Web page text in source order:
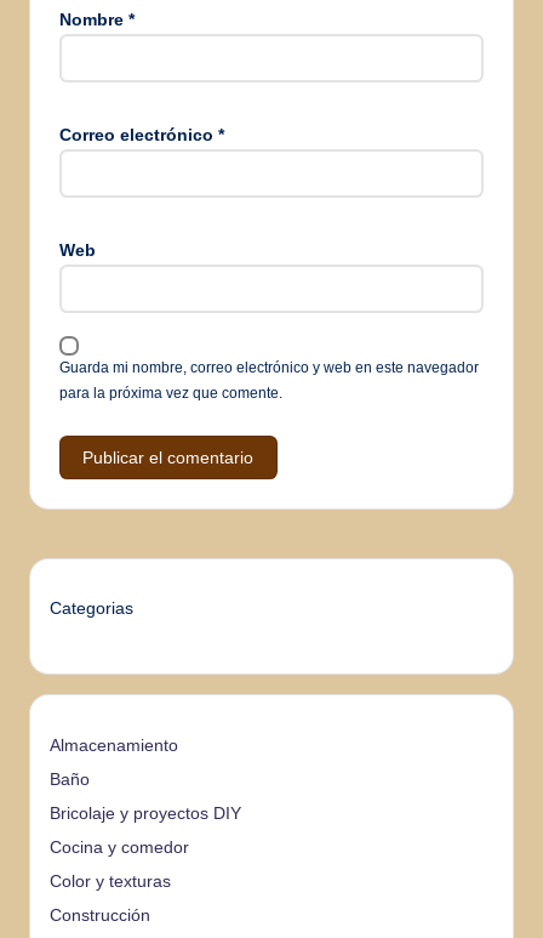
Nombre *
Correo electrónico *
Web
Guarda mi nombre, correo electrónico y web en este navegador
para la próxima vez que comente.
Categorias
Almacenamiento
Baño
Bricolaje y proyectos DIY
Cocina y comedor
Color y texturas
Construcción